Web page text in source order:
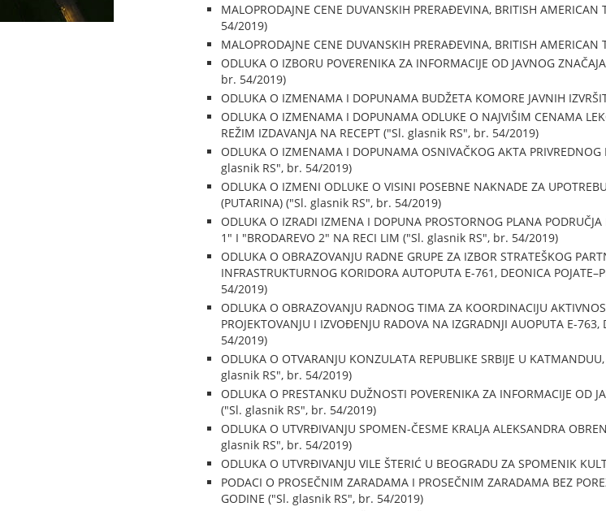
MALOPRODAJNE CENE DUVANSKIH PRERAĐEVINA, BRITISH
54/2019)
MALOPRODAJNE CENE DUVANSKIH PRERAĐEVINA, BRITISH
ODLUKA O IZBORU POVERENIKA ZA INFORMACIJE OD JAVNOG
br. 54/2019)
ODLUKA O IZMENAMA I DOPUNAMA BUDŽETA KOMORE JAVNIH
ODLUKA O IZMENAMA I DOPUNAMA ODLUKE O NAJVIŠIM CENAMA
REŽIM IZDAVANJA NA RECEPT ("Sl. glasnik RS", br. 54/2019)
ODLUKA O IZMENAMA I DOPUNAMA OSNIVAČKOG AKTA
glasnik RS", br. 54/2019)
ODLUKA O IZMENI ODLUKE O VISINI POSEBNE NAKNADE ZA
(PUTARINA) ("Sl. glasnik RS", br. 54/2019)
ODLUKA O IZRADI IZMENA I DOPUNA PROSTORNOG PLANA
1" I "BRODAREVO 2" NA RECI LIM ("Sl. glasnik RS", br. 54/2019)
ODLUKA O OBRAZOVANJU RADNE GRUPE ZA IZBOR STRATEŠKOG
INFRASTRUKTURNOG KORIDORA AUTOPUTA E-761, DEONICA
54/2019)
ODLUKA O OBRAZOVANJU RADNOG TIMA ZA KOORDINACIJU
PROJEKTOVANJU I IZVOĐENJU RADOVA NA IZGRADNJI AUOPUTA E-
54/2019)
ODLUKA O OTVARANJU KONZULATA REPUBLIKE SRBIJE U
glasnik RS", br. 54/2019)
ODLUKA O PRESTANKU DUŽNOSTI POVERENIKA ZA INFORMACIJE OD
("Sl. glasnik RS", br. 54/2019)
ODLUKA O UTVRĐIVANJU SPOMEN-ČESME KRALJA ALEKSANDRA
glasnik RS", br. 54/2019)
ODLUKA O UTVRĐIVANJU VILE ŠTERIĆ U BEOGRADU ZA SPOMENIK
PODACI O PROSEČNIM ZARADAMA I PROSEČNIM ZARADAMA BEZ
GODINE ("Sl. glasnik RS", br. 54/2019)